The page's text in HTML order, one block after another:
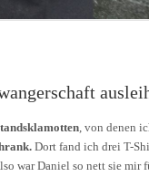
, von denen
Dort fand ich drei T-
war Daniel so nett sie